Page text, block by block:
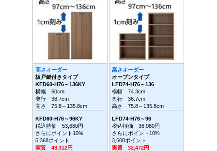
高さオーダー
板戸鍵付きタイプ
KFD60-H76～136KY
横幅 60cm
奥行 38.7cm
高さ 75.8～135.8cm
KFD60-H76～96KY
税込特価 53,680円
さらにポイント10%
5,368ポイント
実質 48,312円
高さオーダー
オープンタイプ
LFD74-H76～136
横幅 74.3cm
奥行 36.7cm
高さ 75.8～135.8cm
LFD74-H76～96
税込特価 36,080円
さらにポイント10%
3,608ポイント
実質 32,472円